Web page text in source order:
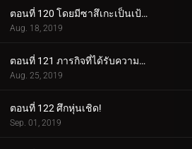
ตอนที่ 120 โดยมีซาสึเกะเป็นเป้าหมาย
Aug. 18, 2019
ตอนที่ 121 ภารกิจที่ได้รับความไว้วางใจ: ปกป้อง One Tails!
Aug. 25, 2019
ตอนที่ 122 ศึกหุ่นเชิด!
Sep. 01, 2019